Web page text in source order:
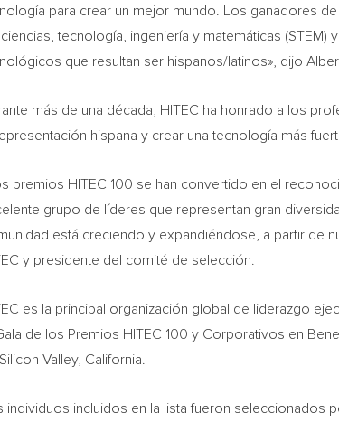
para crear un mejor mundo. Los ganadores
ciencias, tecnología, ingeniería y matemáticas
que resultan ser hispanos/latinos», dijo
más de una década, HITEC ha honrado a los
hispana y crear una tecnología más
premios HITEC 100 se han convertido en el
grupo de líderes que representan gran
está creciendo y expandiéndose, a partir de
y presidente del comité de selección.
es la principal organización global de liderazgo
de los Premios HITEC 100 y Corporativos en
Valley, California
individuos incluidos en la lista fueron seleccionados